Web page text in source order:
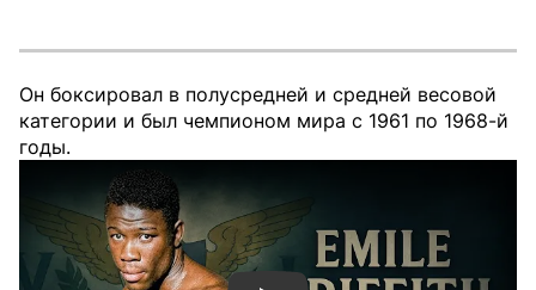
Он боксировал в полусредней и средней весовой
категории и был чемпионом мира с 1961 по 1968-й
годы.